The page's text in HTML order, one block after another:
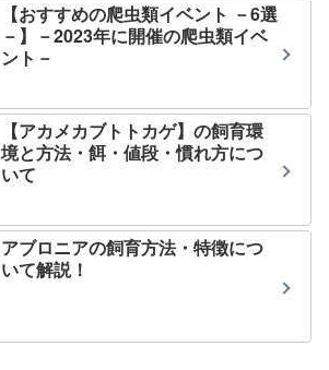
【おすすめの爬虫類イベント －6選
－】－2023年に開催の爬虫類イベ
ント－
【アカメカブトトカゲ】の飼育環
境と方法・餌・値段・慣れ方につ
いて
アブロニアの飼育方法・特徴につ
いて解説！